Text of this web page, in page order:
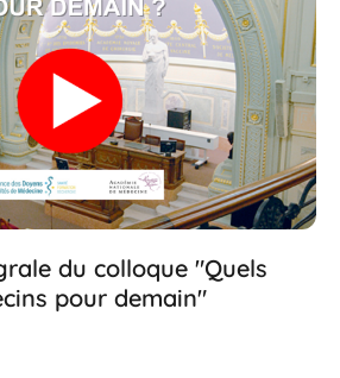
du colloque "Quels
pour demain"